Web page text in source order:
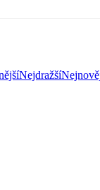
Nejdražší